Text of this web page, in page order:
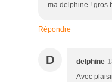
ma delphine ! gros
Répondre
D delphine
Avec